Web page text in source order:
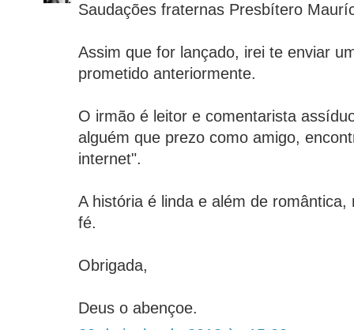
Saudações fraternas Presbítero
Assim que for lançado, irei te enviar
prometido anteriormente.
O irmão é leitor e comentarista
alguém que prezo como amigo,
internet".
A história é linda e além de romântica,
fé.
Obrigada,
Deus o abençoe.